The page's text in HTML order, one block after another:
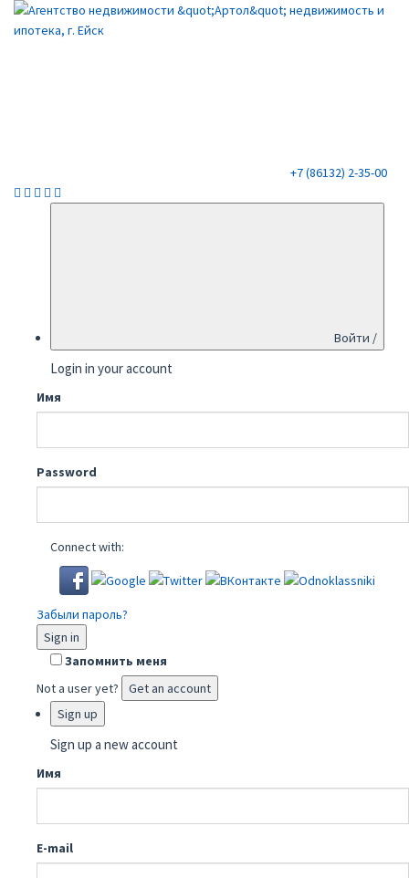
+7 (86132) 2-35-00
Войти /
Login in your account
Имя
Password
Connect with:
Забыли пароль?
Sign in
Запомнить меня
Not a user yet?
Get an account
Sign up
Sign up a new account
Имя
E-mail